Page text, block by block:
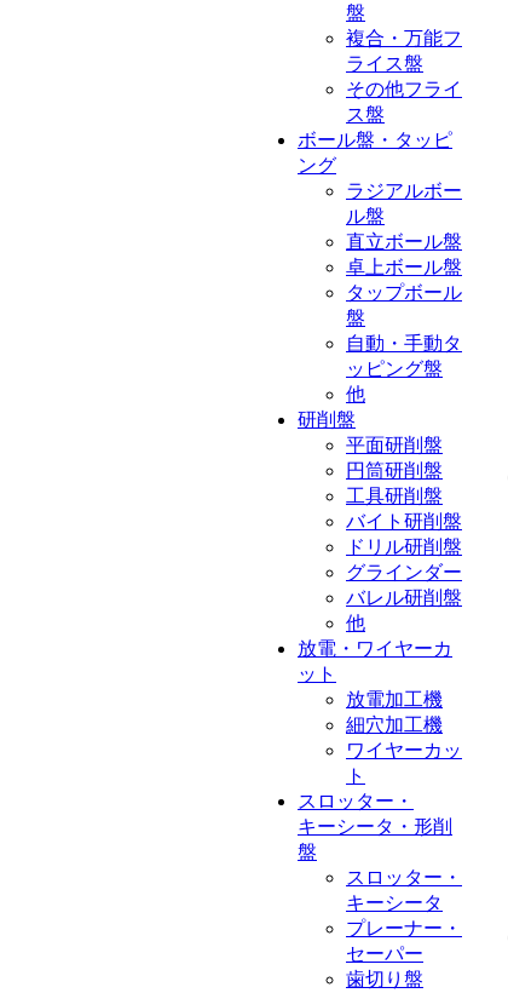
盤
複合・万能フ
ライス盤
その他フライ
ス盤
ボール盤・タッピ
ング
ラジアルボー
ル盤
直立ボール盤
卓上ボール盤
タップボール
盤
自動・手動タ
ッピング盤
他
研削盤
平面研削盤
円筒研削盤
工具研削盤
バイト研削盤
ドリル研削盤
グラインダー
バレル研削盤
他
放電・ワイヤーカ
ット
放電加工機
細穴加工機
ワイヤーカッ
ト
スロッター・
キーシータ・形削
盤
スロッター・
キーシータ
プレーナー・
セーパー
歯切り盤